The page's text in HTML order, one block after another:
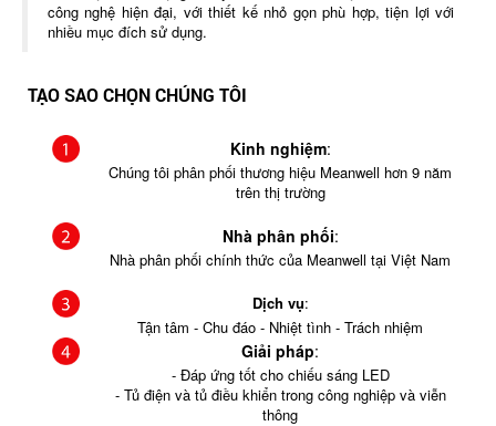
công nghệ hiện đại, với thiết kế nhỏ gọn phù hợp, tiện lợi với
nhiều mục đích sử dụng.
TẠO SAO CHỌN CHÚNG TÔI
Kinh nghiệm:
Chúng tôi phân phối thương hiệu Meanwell hơn 9 năm
trên thị trường
Nhà phân phối:
Nhà phân phối chính thức của Meanwell tại Việt Nam
Dịch vụ:
Tận tâm - Chu đáo - Nhiệt tình - Trách nhiệm
Giải pháp:
- Đáp ứng tốt cho chiếu sáng LED
- Tủ điện và tủ điều khiển trong công nghiệp và viễn
thông